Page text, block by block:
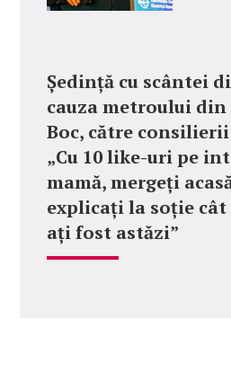
Ședință cu scântei
cauza metroului din
Boc, către consilierii
„Cu 10 like-uri pe
mamă, mergeți
explicați la soție cât
ați fost astăzi”